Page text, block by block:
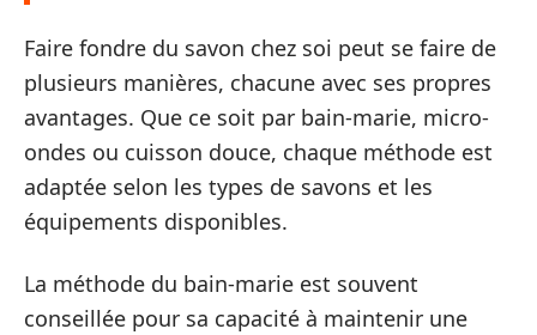
Faire fondre du savon chez soi peut se faire de
plusieurs manières, chacune avec ses propres
avantages. Que ce soit par bain-marie, micro-
ondes ou cuisson douce, chaque méthode est
adaptée selon les types de savons et les
équipements disponibles.
La méthode du bain-marie est souvent
conseillée pour sa capacité à maintenir une